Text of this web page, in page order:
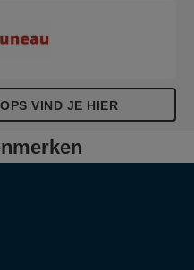
VIND JE HIER